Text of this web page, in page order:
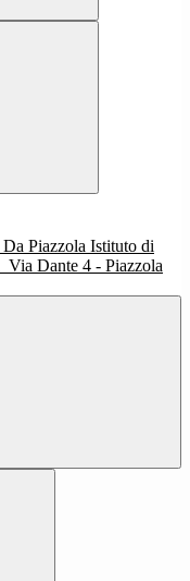
Istituto di
Via Dante 4 - Piazzola